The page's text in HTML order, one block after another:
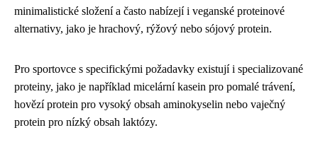
minimalistické složení a často nabízejí i veganské proteinové
alternativy, jako je hrachový, rýžový nebo sójový protein.
Pro sportovce s specifickými požadavky existují i specializované
proteiny, jako je například micelární kasein pro pomalé trávení,
hovězí protein pro vysoký obsah aminokyselin nebo vaječný
protein pro nízký obsah laktózy.